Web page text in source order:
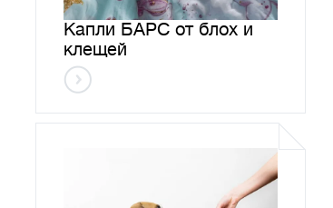
Капли БАРС от блох и
клещей